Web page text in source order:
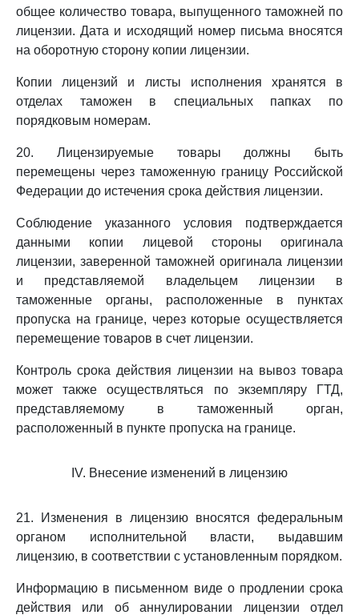
общее количество товара, выпущенного таможней по
лицензии. Дата и исходящий номер письма вносятся
на оборотную сторону копии лицензии.
Копии лицензий и листы исполнения хранятся в
отделах таможен в специальных папках по
порядковым номерам.
20. Лицензируемые товары должны быть
перемещены через таможенную границу Российской
Федерации до истечения срока действия лицензии.
Соблюдение указанного условия подтверждается
данными копии лицевой стороны оригинала
лицензии, заверенной таможней оригинала лицензии
и представляемой владельцем лицензии в
таможенные органы, расположенные в пунктах
пропуска на границе, через которые осуществляется
перемещение товаров в счет лицензии.
Контроль срока действия лицензии на вывоз товара
может также осуществляться по экземпляру ГТД,
представляемому в таможенный орган,
расположенный в пункте пропуска на границе.
IV. Внесение изменений в лицензию
21. Изменения в лицензию вносятся федеральным
органом исполнительной власти, выдавшим
лицензию, в соответствии с установленным порядком.
Информацию в письменном виде о продлении срока
действия или об аннулировании лицензии отдел